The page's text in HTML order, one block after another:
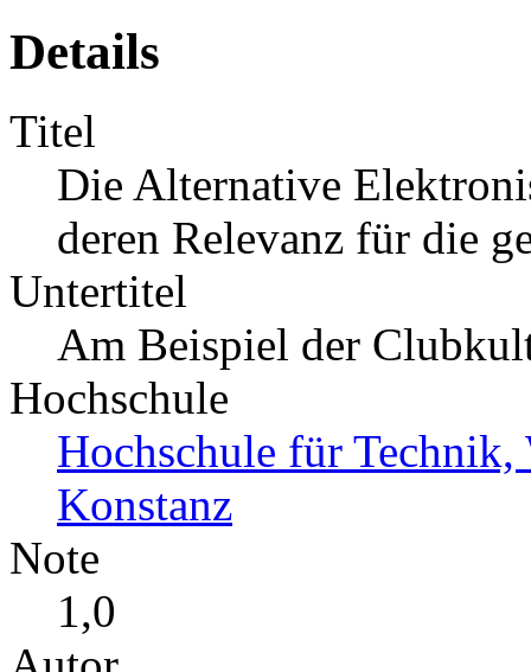
Details
Titel
Die Alternative
deren Relevanz für die
Untertitel
Am Beispiel der
Hochschule
Hochschule für
Konstanz
Note
1,0